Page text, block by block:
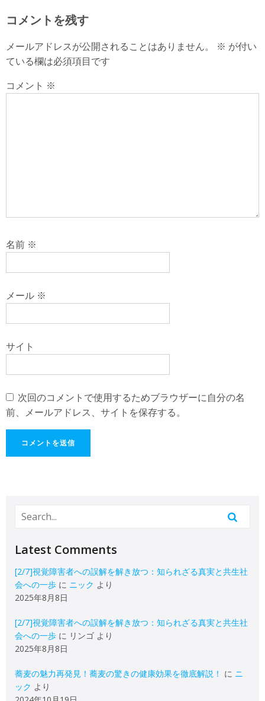
コメントを残す
メールアドレスが公開されることはありません。 ※ が付い
ている欄は必須項目です
コメント ※
名前 ※
メール ※
サイト
次回のコメントで使用するためブラウザーに自分の名
前、メールアドレス、サイトを保存する。
Latest Comments
[2/7]視覚障害者への誤解を解き放つ：知られざる真実と共生社
会への一歩 に ニック より
2025年8月8日
[2/7]視覚障害者への誤解を解き放つ：知られざる真実と共生社
会への一歩 に リンゴ より
2025年8月8日
蕎麦の魅力再発見！蕎麦の驚きの健康効果を徹底解説！ に ニ
ック より